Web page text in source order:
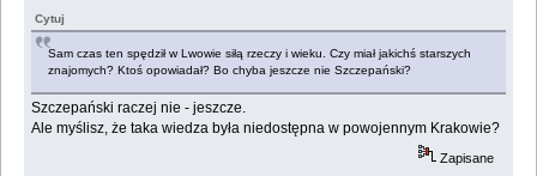
Cytuj
Sam czas ten spędził w Lwowie siłą rzeczy i wieku. Czy miał jakichś starszych
znajomych? Ktoś opowiadał? Bo chyba jeszcze nie Szczepański?
Szczepański raczej nie - jeszcze.
Ale myślisz, że taka wiedza była niedostępna w powojennym Krakowie?
Zapisane